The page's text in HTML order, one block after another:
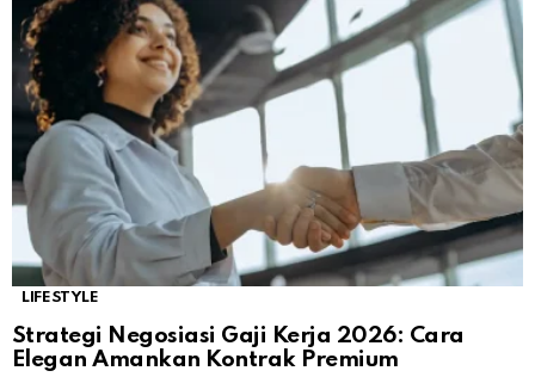
LIFESTYLE
Strategi Negosiasi Gaji Kerja 2026: Cara
Elegan Amankan Kontrak Premium